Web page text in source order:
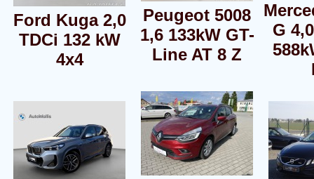
Ford Kuga 2,0
TDCi 132 kW
4x4
Peugeot 5008
1,6 133kW GT-
Line AT 8 Z
G